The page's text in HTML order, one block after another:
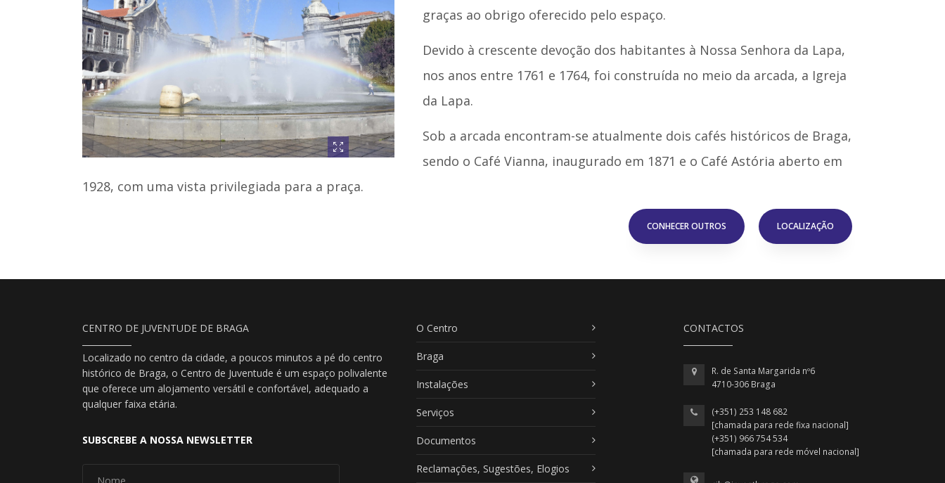
graças ao obrigo oferecido pelo espaço.
Devido à crescente devoção dos habitantes à Nossa Senhora da Lapa,
nos anos entre 1761 e 1764, foi construída no meio da arcada, a Igreja
da Lapa.
Sob a arcada encontram-se atualmente dois cafés históricos de Braga,
sendo o Café Vianna, inaugurado em 1871 e o Café Astória aberto em
1928, com uma vista privilegiada para a praça.
CONHECER OUTROS LOCALIZAÇÃO
CENTRO DE JUVENTUDE DE BRAGA
Localizado no centro da cidade, a poucos minutos a pé do centro
histórico de Braga, o Centro de Juventude é um espaço polivalente
que oferece um alojamento versátil e confortável, adequado a
qualquer faixa etária.
SUBSCREBE A NOSSA NEWSLETTER
O Centro
Braga
Instalações
Serviços
Documentos
Reclamações, Sugestões, Elogios
CONTACTOS
R. de Santa Margarida nº6
4710-306 Braga
(+351) 253 148 682
[chamada para rede fixa nacional]
(+351) 966 754 534
[chamada para rede móvel nacional]